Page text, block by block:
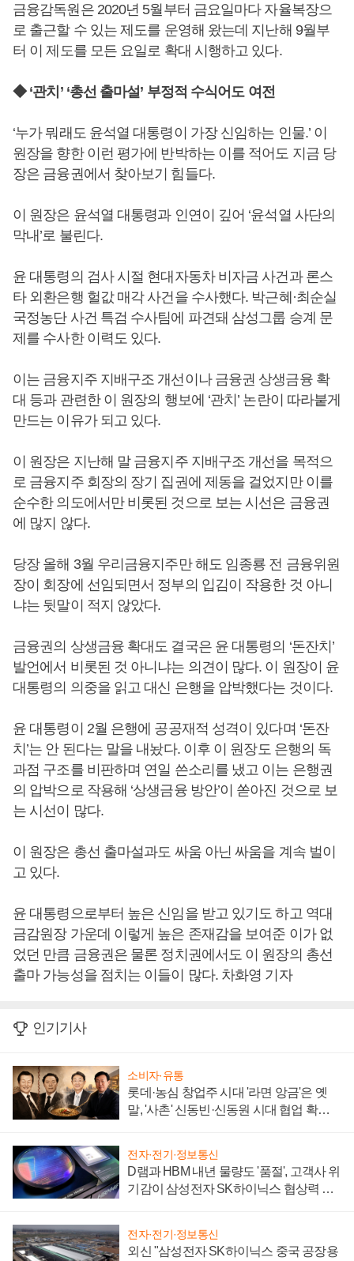
금융감독원은 2020년 5월부터 금요일마다 자율복장으
로 출근할 수 있는 제도를 운영해 왔는데 지난해 9월부
터 이 제도를 모든 요일로 확대 시행하고 있다.
◆ ‘관치’ ‘총선 출마설’ 부정적 수식어도 여전
‘누가 뭐래도 윤석열 대통령이 가장 신임하는 인물.’ 이
원장을 향한 이런 평가에 반박하는 이를 적어도 지금 당
장은 금융권에서 찾아보기 힘들다.
이 원장은 윤석열 대통령과 인연이 깊어 ‘윤석열 사단의
막내’로 불린다.
윤 대통령의 검사 시절 현대자동차 비자금 사건과 론스
타 외환은행 헐값 매각 사건을 수사했다. 박근혜·최순실
국정농단 사건 특검 수사팀에 파견돼 삼성그룹 승계 문
제를 수사한 이력도 있다.
이는 금융지주 지배구조 개선이나 금융권 상생금융 확
대 등과 관련한 이 원장의 행보에 ‘관치’ 논란이 따라붙게
만드는 이유가 되고 있다.
이 원장은 지난해 말 금융지주 지배구조 개선을 목적으
로 금융지주 회장의 장기 집권에 제동을 걸었지만 이를
순수한 의도에서만 비롯된 것으로 보는 시선은 금융권
에 많지 않다.
당장 올해 3월 우리금융지주만 해도 임종룡 전 금융위원
장이 회장에 선임되면서 정부의 입김이 작용한 것 아니
냐는 뒷말이 적지 않았다.
금융권의 상생금융 확대도 결국은 윤 대통령의 ‘돈잔치’
발언에서 비롯된 것 아니냐는 의견이 많다. 이 원장이 윤
대통령의 의중을 읽고 대신 은행을 압박했다는 것이다.
윤 대통령이 2월 은행에 공공재적 성격이 있다며 ‘돈잔
치’는 안 된다는 말을 내놨다. 이후 이 원장도 은행의 독
과점 구조를 비판하며 연일 쓴소리를 냈고 이는 은행권
의 압박으로 작용해 ‘상생금융 방안’이 쏟아진 것으로 보
는 시선이 많다.
이 원장은 총선 출마설과도 싸움 아닌 싸움을 계속 벌이
고 있다.
윤 대통령으로부터 높은 신임을 받고 있기도 하고 역대
금감원장 가운데 이렇게 높은 존재감을 보여준 이가 없
었던 만큼 금융권은 물론 정치권에서도 이 원장의 총선
출마 가능성을 점치는 이들이 많다. 차화영 기자
인기기사
소비자·유통
롯데·농심 창업주 시대 '라면 앙금'은 옛
말, '사촌' 신동빈·신동원 시대 협업 확대
전자·전기·정보통신
D램과 HBM 내년 물량도 '품절', 고객사 위
기감이 삼성전자 SK하이닉스 협상력 더
전자·전기·정보통신
외신 "삼성전자 SK하이닉스 중국 공장용